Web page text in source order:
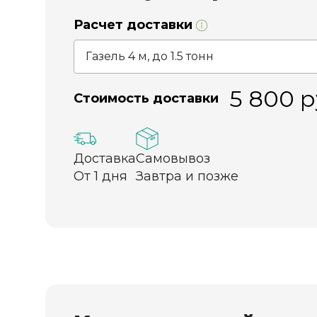
Расчет доставки
Стоимость доставки 5 800
Доставка
От 1 дня
Самовывоз
Завтра и позже